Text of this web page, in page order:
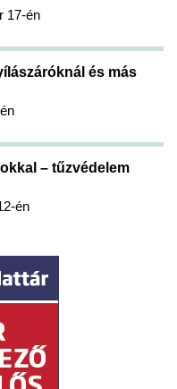
17-én
és más
– tűzvédelem
én